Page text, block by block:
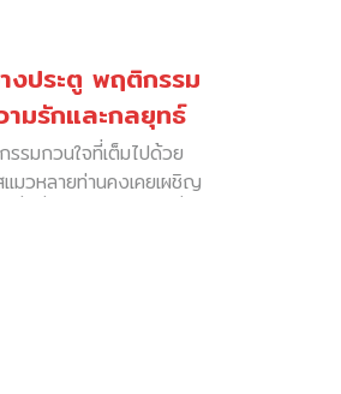
ลางานเพื่อดูแล
บเป็นทางการ
งบวกในกลุ่มของผู้
ตาลีได้สร้าง
บป่วย โดยถือว่า การ
ลอันสมควรในการขอลา